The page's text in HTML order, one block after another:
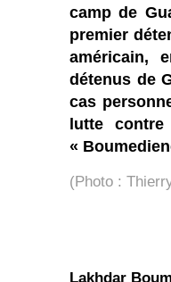
camp de
premier
américain,
détenus de
cas
lutte
«
(Photo :
Lakhdar